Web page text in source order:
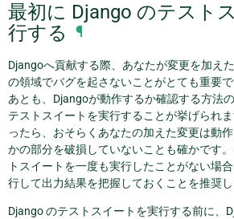
最初に Django のテスト
行する
¶
Djangoへ貢献する際、あなたが変更を加え
の領域でバグを起さないことがとても重要
あとも、Djangoが動作するか確認する方法
テストスイートを実行することが挙げられ
ったら、おそらくあなたの加えた変更は動
かの部分を破損していないことも確かです
トスイートを一度も実行したことがない場
行して出力結果を把握しておくことを推奨し
Django のテストスイートを実行する前に、